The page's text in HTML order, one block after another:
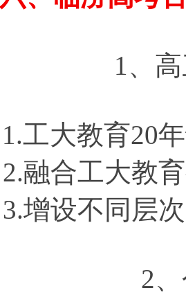
1、
1.工大教育20
2.融合工大教
3.增设不同层
2